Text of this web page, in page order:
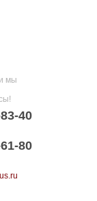
мы
40
80